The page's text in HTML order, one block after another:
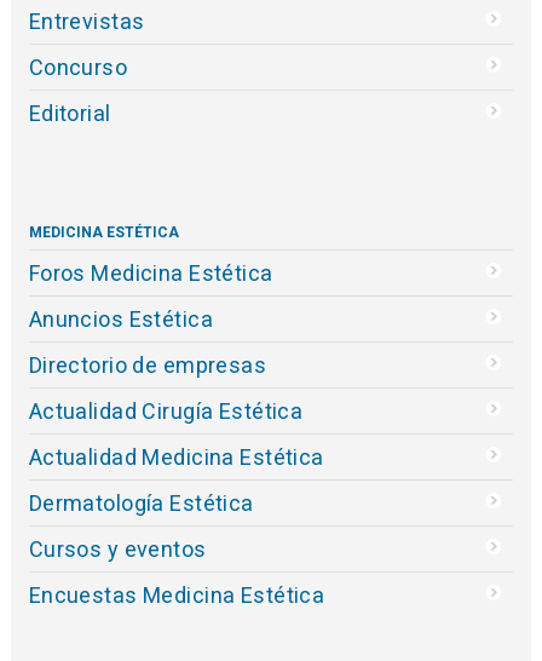
Entrevistas
Concurso
Editorial
MEDICINA ESTÉTICA
Foros Medicina Estética
Anuncios Estética
Directorio de empresas
Actualidad Cirugía Estética
Actualidad Medicina Estética
Dermatología Estética
Cursos y eventos
Encuestas Medicina Estética